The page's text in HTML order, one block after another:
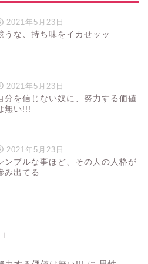
2021年5月23日
うな、持ち味をイカせッッ
2021年5月23日
分を信じない奴に、努力する価値
無い!!!
2021年5月23日
ンプルな事ほど、その人の人格が
み出てる